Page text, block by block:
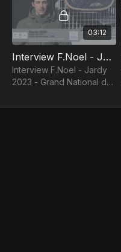
03:12
Interview F.Noel - Jardy 2023 - Grand National de CSO
Interview F.Noel - Jardy
2023 - Grand National de